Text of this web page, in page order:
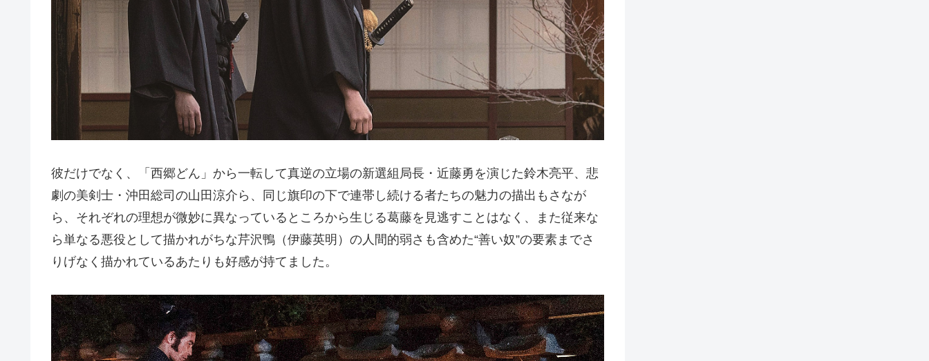
彼だけでなく、「西郷どん」から一転して真逆の立場の新選組局長・近藤勇を演じた鈴木亮平、悲
劇の美剣士・沖田総司の山田涼介ら、同じ旗印の下で連帯し続ける者たちの魅力の描出もさなが
ら、それぞれの理想が微妙に異なっているところから生じる葛藤を見逃すことはなく、また従来な
ら単なる悪役として描かれがちな芹沢鴨（伊藤英明）の人間的弱さも含めた“善い奴”の要素までさ
りげなく描かれているあたりも好感が持てました。